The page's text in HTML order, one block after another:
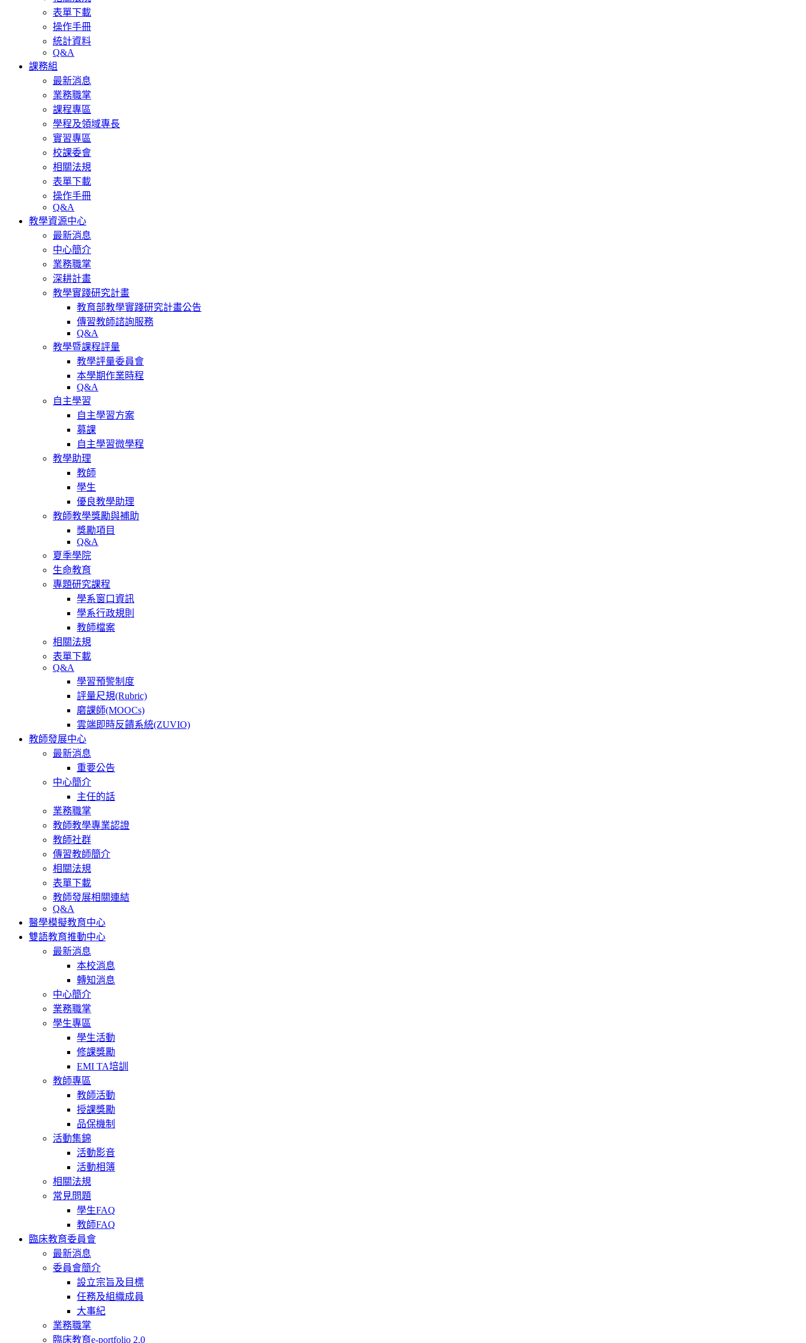
表單下載
操作手冊
統計資料
Q&A
課務組
最新消息
業務職掌
課程專區
學程及領域專長
實習專區
校課委會
相關法規
表單下載
操作手冊
Q&A
教學資源中心
最新消息
中心簡介
業務職掌
深耕計畫
教學實踐研究計畫
教育部教學實踐研究計畫公告
傳習教師諮詢服務
Q&A
教學暨課程評量
教學評量委員會
本學期作業時程
Q&A
自主學習
自主學習方案
募課
自主學習微學程
教學助理
教師
學生
優良教學助理
教師教學獎勵與補助
獎勵項目
Q&A
夏季學院
生命教育
專題研究課程
學系窗口資訊
學系行政規則
教師檔案
相關法規
表單下載
Q&A
學習預警制度
評量尺規(Rubric)
磨課師(MOOCs)
雲端即時反饋系統(ZUVIO)
教師發展中心
最新消息
重要公告
中心簡介
主任的話
業務職掌
教師教學專業認證
教師社群
傳習教師簡介
相關法規
表單下載
教師發展相關連結
Q&A
醫學模擬教育中心
雙語教育推動中心
最新消息
本校消息
轉知消息
中心簡介
業務職掌
學生專區
學生活動
修課獎勵
EMI TA培訓
教師專區
教師活動
授課獎勵
品保機制
活動集錦
活動影音
活動相簿
相關法規
常見問題
學生FAQ
教師FAQ
臨床教育委員會
最新消息
委員會簡介
設立宗旨及目標
任務及組織成員
大事紀
業務職掌
臨床教育e-portfolio 2.0